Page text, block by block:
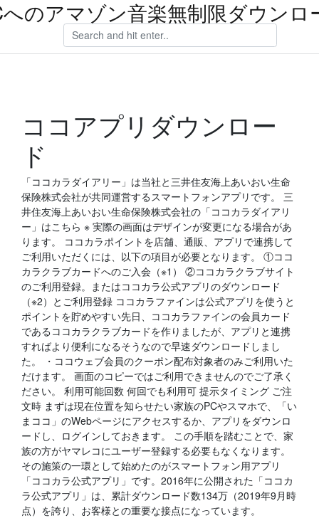
のアマゾン音楽無制限ダウンロ
ココアプリダウンロー
ド
「ココカラダイアリー」は当社と三井住友海上あいおい生命
保険株式会社が共同運営するスマートフォンアプリです。 三
井住友海上あいおい生命保険株式会社の「ココカラダイアリ
ー」はこちら ※ 実際の画面はデザインが変更になる場合があ
ります。 ココカラポイントを店舗、通販、アプリで連携して
ご利用いただくには、以下の項目が必要となります。 ①ココ
カラクラブカードへのご入会（※1） ②ココカラクラブサイト
のご利用登録。またはココカラ公式アプリのダウンロード
（※2）とご利用登録 ココカラファインは公式アプリを使うと
ポイントを貯めやすい先日、ココカラファインの会員カード
であるココカラクラブカードを作りましたが、アプリと連携
すればより便利になるそうなので早速ダウンロードしまし
た。 ・ココウェブ会員のクーポン配布対象者のみご利用いた
だけます。 画面のコピーではご利用できませんのでご了承く
ださい。 利用可能回数 何回でも利用可 提示タイミング ご注
文時 まずは現在位置を知らせたい家族のPCやスマホで、「い
まココ」のWebページにアクセスするか、アプリをダウンロ
ードし、ログインしておきます。 この手順を踏むことで、家
族の方がヤマレコにユーザー登録する必要もなくなります。
その施策の一環として始めたのがスマートフォン用アプリ
「ココカラ公式アプリ」です。2016年に公開された「ココカ
ラ公式アプリ」は、累計ダウンロード数134万（2019年9月時
点）を誇り、お客様との重要な接点になっています。